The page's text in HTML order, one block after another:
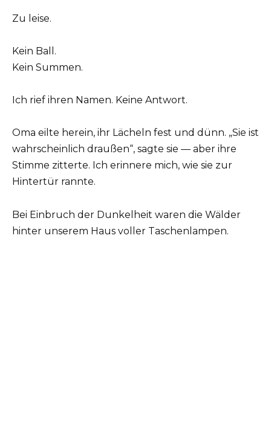
Zu leise.
Kein Ball.
Kein Summen.
Ich rief ihren Namen. Keine Antwort.
Oma eilte herein, ihr Lächeln fest und dünn. „Sie ist
wahrscheinlich draußen“, sagte sie — aber ihre
Stimme zitterte. Ich erinnere mich, wie sie zur
Hintertür rannte.
Bei Einbruch der Dunkelheit waren die Wälder
hinter unserem Haus voller Taschenlampen.